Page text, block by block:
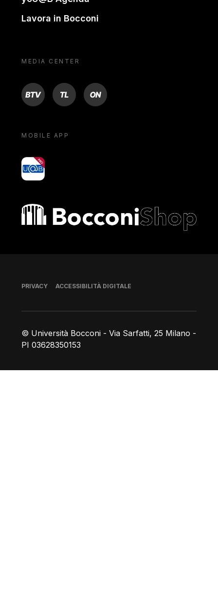
Lavora in Bocconi
MEDIA CENTER
BTV TL ON
MOBILE APP
yoU@B
Bocconi shop
© Università Bocconi - Via Sarfatti, 25 Milano -
PI 03628350153
Piè di pagina
PRIVACY ACCESSIBILITÀ DIGITALE